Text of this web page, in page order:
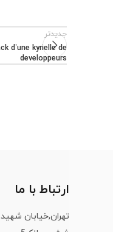
جدیدتر
d’une kyrielle de
developpeurs
ارتباط با ما
تهران,خیابان